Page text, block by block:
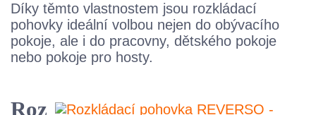
Díky těmto vlastnostem jsou rozkládací
pohovky ideální volbou nejen do obývacího
pokoje, ale i do pracovny, dětského pokoje
nebo pokoje pro hosty.
Roz